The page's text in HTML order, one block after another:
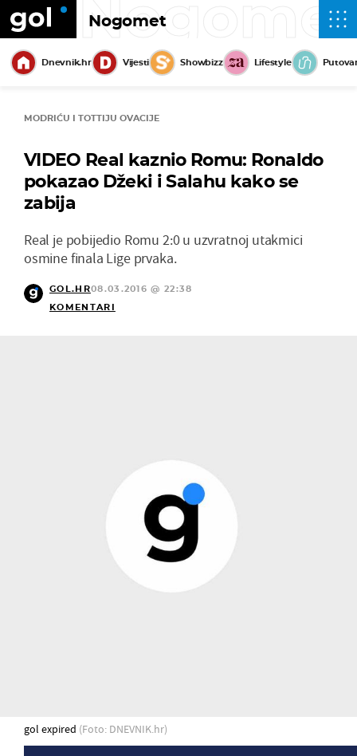
Nogomet
Dnevnik.hr Vijesti Showbizz Lifestyle
MODRIĆU I TOTTIJU OVACIJE
VIDEO Real kaznio Romu: Ronaldo
pokazao Džeki i Salahu kako se
zabija
Real je pobijedio Romu 2:0 u uzvratnoj utakmici
osmine finala Lige prvaka.
GOL.HR08.03.2016 @ 22:38
KOMENTARI
gol expired (Foto: DNEVNIK.hr)